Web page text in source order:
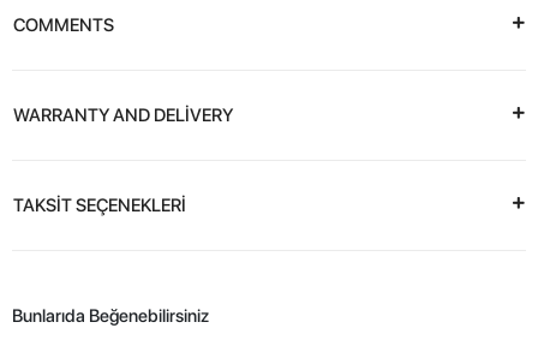
COMMENTS
WARRANTY AND DELİVERY
TAKSİT SEÇENEKLERİ
Bunlarıda Beğenebilirsiniz